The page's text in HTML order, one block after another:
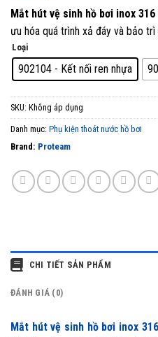
Mắt hút vệ sinh hồ bơi inox 316
ưu hóa quá trình xả đáy và bảo trì
Loại
902104 - Kết nối ren nhựa
SKU: Không áp dụng
Danh mục: Phụ kiện thoát nước hồ bơi
Brand: Proteam
CHI TIẾT SẢN PHẨM
ĐÁNH GIÁ (0)
Mắt hút vệ sinh hồ bơi inox 316